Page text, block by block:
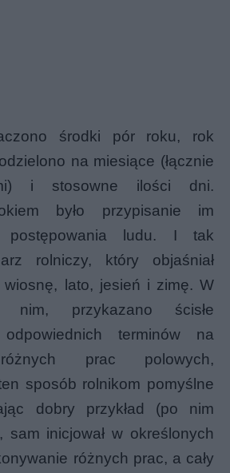
środki pór roku, rok
na miesiące (łącznie
i stosowne ilości dni.
było przypisanie im
postępowania ludu. I tak
rolniczy, który objaśniał
wiosnę, lato, jesień i zimę. W
nim, przykazano ścisłe
odpowiednich terminów na
prac polowych,
sposób rolnikom pomyślne
dobry przykład (po nim
sam inicjował w określonych
różnych prac, a cały